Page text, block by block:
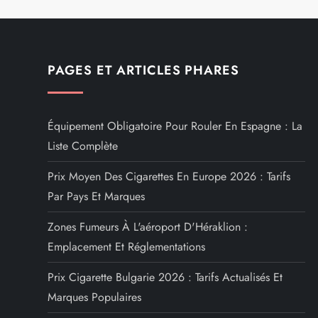
i
o
n
d
e
l
’
a
PAGES ET ARTICLES PHARES
Équipement Obligatoire Pour Rouler En Espagne : La
Liste Complète
Prix Moyen Des Cigarettes En Europe 2026 : Tarifs
Par Pays Et Marques
Zones Fumeurs À L'aéroport D'Héraklion :
Emplacement Et Réglementations
Prix Cigarette Bulgarie 2026 : Tarifs Actualisés Et
Marques Populaires